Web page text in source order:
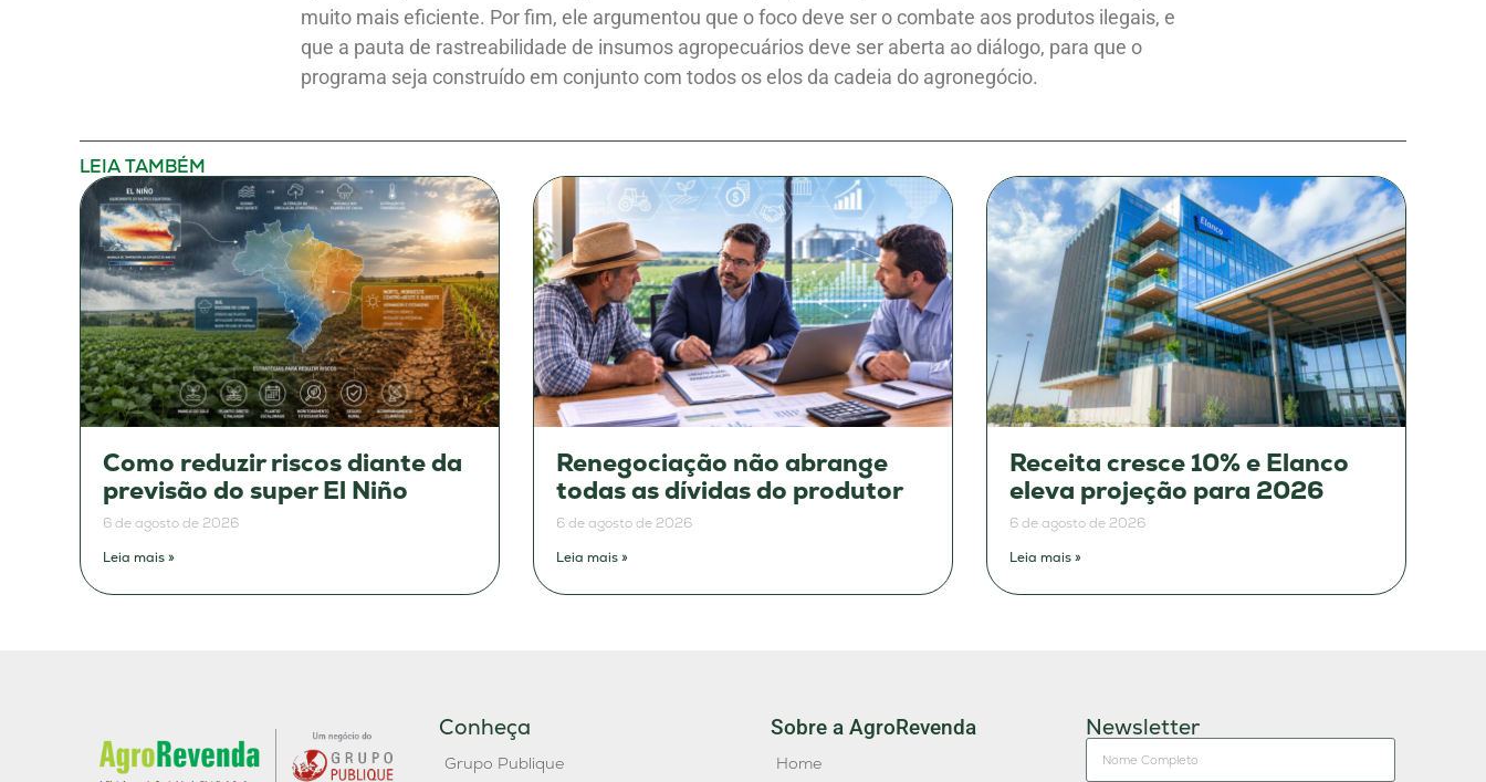
muito mais eficiente. Por fim, ele argumentou que o foco deve ser o combate aos produtos ilegais, e
que a pauta de rastreabilidade de insumos agropecuários deve ser aberta ao diálogo, para que o
programa seja construído em conjunto com todos os elos da cadeia do agronegócio.
LEIA TAMBÉM
Como reduzir riscos diante da
previsão do super El Niño
6 de agosto de 2026
Leia mais »
Renegociação não abrange
todas as dívidas do produtor
6 de agosto de 2026
Leia mais »
Receita cresce 10% e Elanco
eleva projeção para 2026
6 de agosto de 2026
Leia mais »
Conheça
Grupo Publique
Sobre a AgroRevenda
Home
Newsletter